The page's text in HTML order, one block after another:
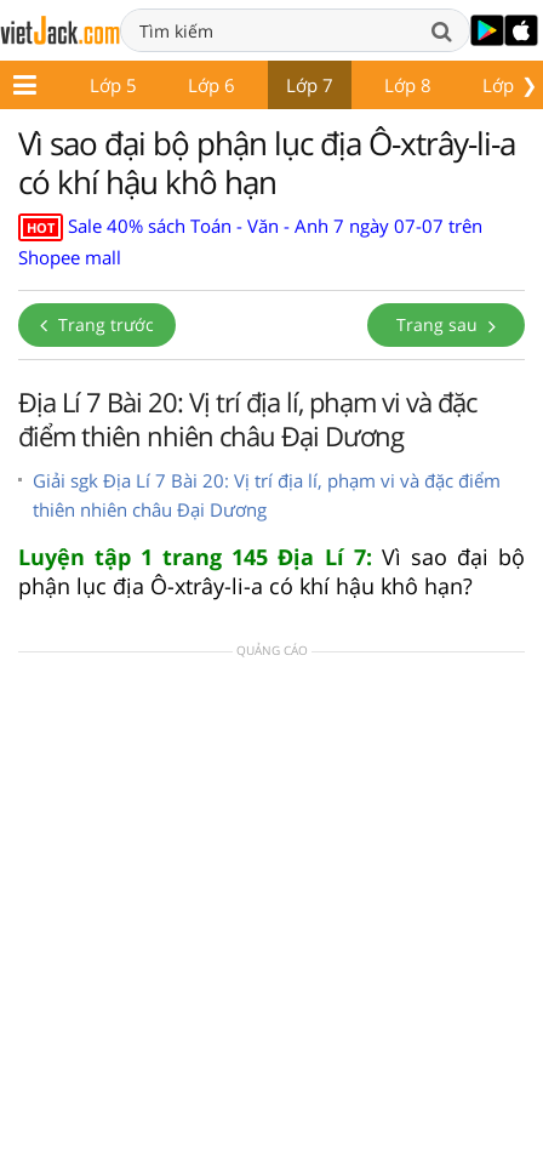
❯
4 Lớp 5 Lớp 6 Lớp 7 Lớp 8 Lớp 9
Vì sao đại bộ phận lục địa Ô-xtrây-li-a
có khí hậu khô hạn
HOT
Sale 40% sách Toán - Văn - Anh 7 ngày 07-07 trên
Shopee mall
Trang trước Trang sau
Địa Lí 7 Bài 20: Vị trí địa lí, phạm vi và đặc
điểm thiên nhiên châu Đại Dương
Giải sgk Địa Lí 7 Bài 20: Vị trí địa lí, phạm vi và đặc điểm
thiên nhiên châu Đại Dương
Luyện tập 1 trang 145 Địa Lí 7: Vì sao đại bộ
phận lục địa Ô-xtrây-li-a có khí hậu khô hạn?
QUẢNG CÁO